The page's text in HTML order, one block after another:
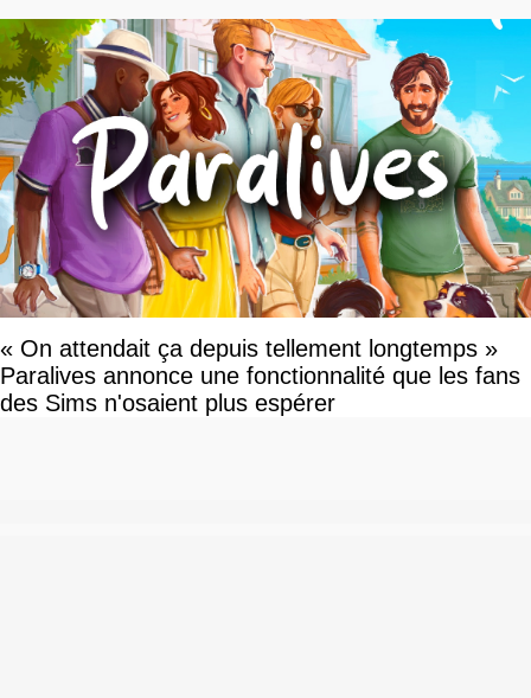
« On attendait ça depuis tellement longtemps »
Paralives annonce une fonctionnalité que les fans
des Sims n'osaient plus espérer